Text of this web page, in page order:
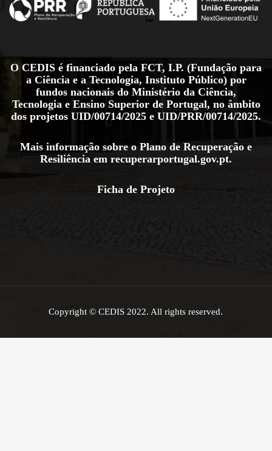
O CEDIS é financiado pela FCT, I.P. (Fundação para
a Ciência e a Tecnologia, Instituto Público) por
fundos nacionais do Ministério da Ciência,
Tecnologia e Ensino Superior de Portugal, no âmbito
dos projetos UID/00714/2025 e UID/PRR/00714/2025.
Mais informação sobre o Plano de Recuperação e
Resiliência em recuperarportugal.gov.pt.
Ficha de Projeto
Copyright © CEDIS 2022. All rights reserved.